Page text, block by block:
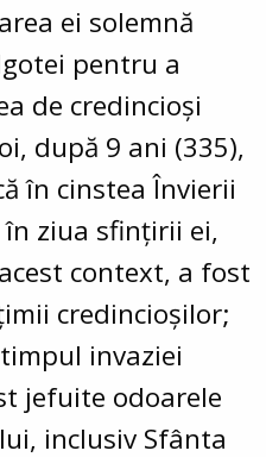
ei solemnă
pentru a
de credincioși
după 9 ani (335),
în cinstea Învierii
ziua sfințirii ei,
context, a fost
credincioșilor;
invaziei
jefuite odoarele
inclusiv Sfânta